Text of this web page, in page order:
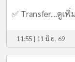
✅ Transfer...ดูเพิ่
11:55 | 11 มิ.ย. 69